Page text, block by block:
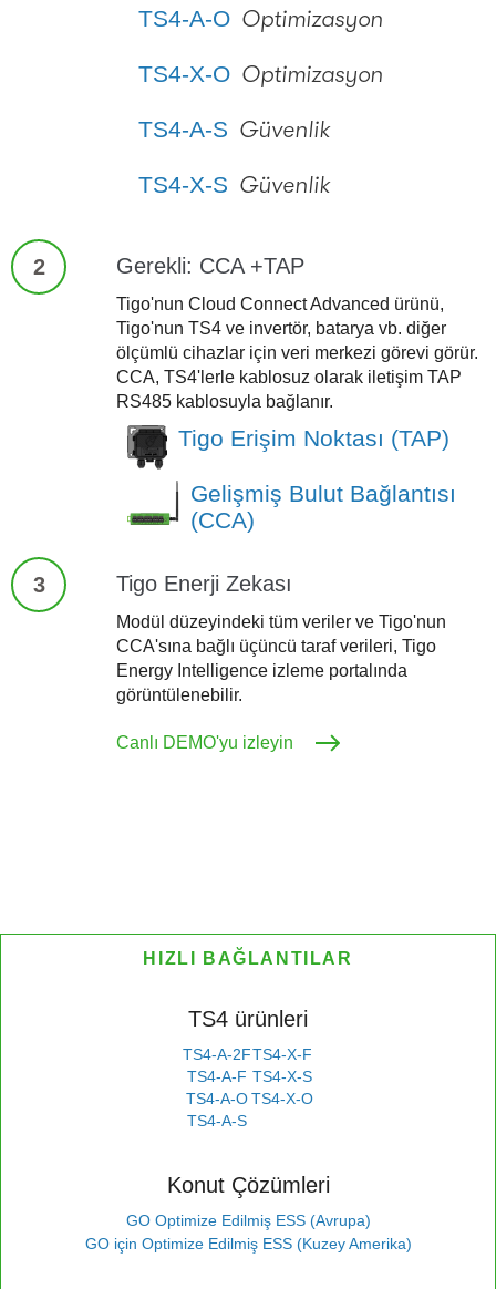
TS4-A-O Optimizasyon
TS4-X-O Optimizasyon
TS4-A-S Güvenlik
TS4-X-S Güvenlik
2 Gerekli: CCA +TAP
Tigo'nun Cloud Connect Advanced ürünü,
Tigo'nun TS4 ve invertör, batarya vb. diğer
ölçümlü cihazlar için veri merkezi görevi görür.
CCA, TS4'lerle kablosuz olarak iletişim TAP
RS485 kablosuyla bağlanır.
Tigo Erişim Noktası (TAP)
Gelişmiş Bulut Bağlantısı
(CCA)
3 Tigo Enerji Zekası
Modül düzeyindeki tüm veriler ve Tigo'nun
CCA'sına bağlı üçüncü taraf verileri, Tigo
Energy Intelligence izleme portalında
görüntülenebilir.
Canlı DEMO'yu izleyin
HIZLI BAĞLANTILAR
TS4 ürünleri
TS4-A-2F
TS4-A-F
TS4-A-O
TS4-A-S
TS4-X-F
TS4-X-S
TS4-X-O
Konut Çözümleri
GO Optimize Edilmiş ESS (Avrupa)
GO için Optimize Edilmiş ESS (Kuzey Amerika)